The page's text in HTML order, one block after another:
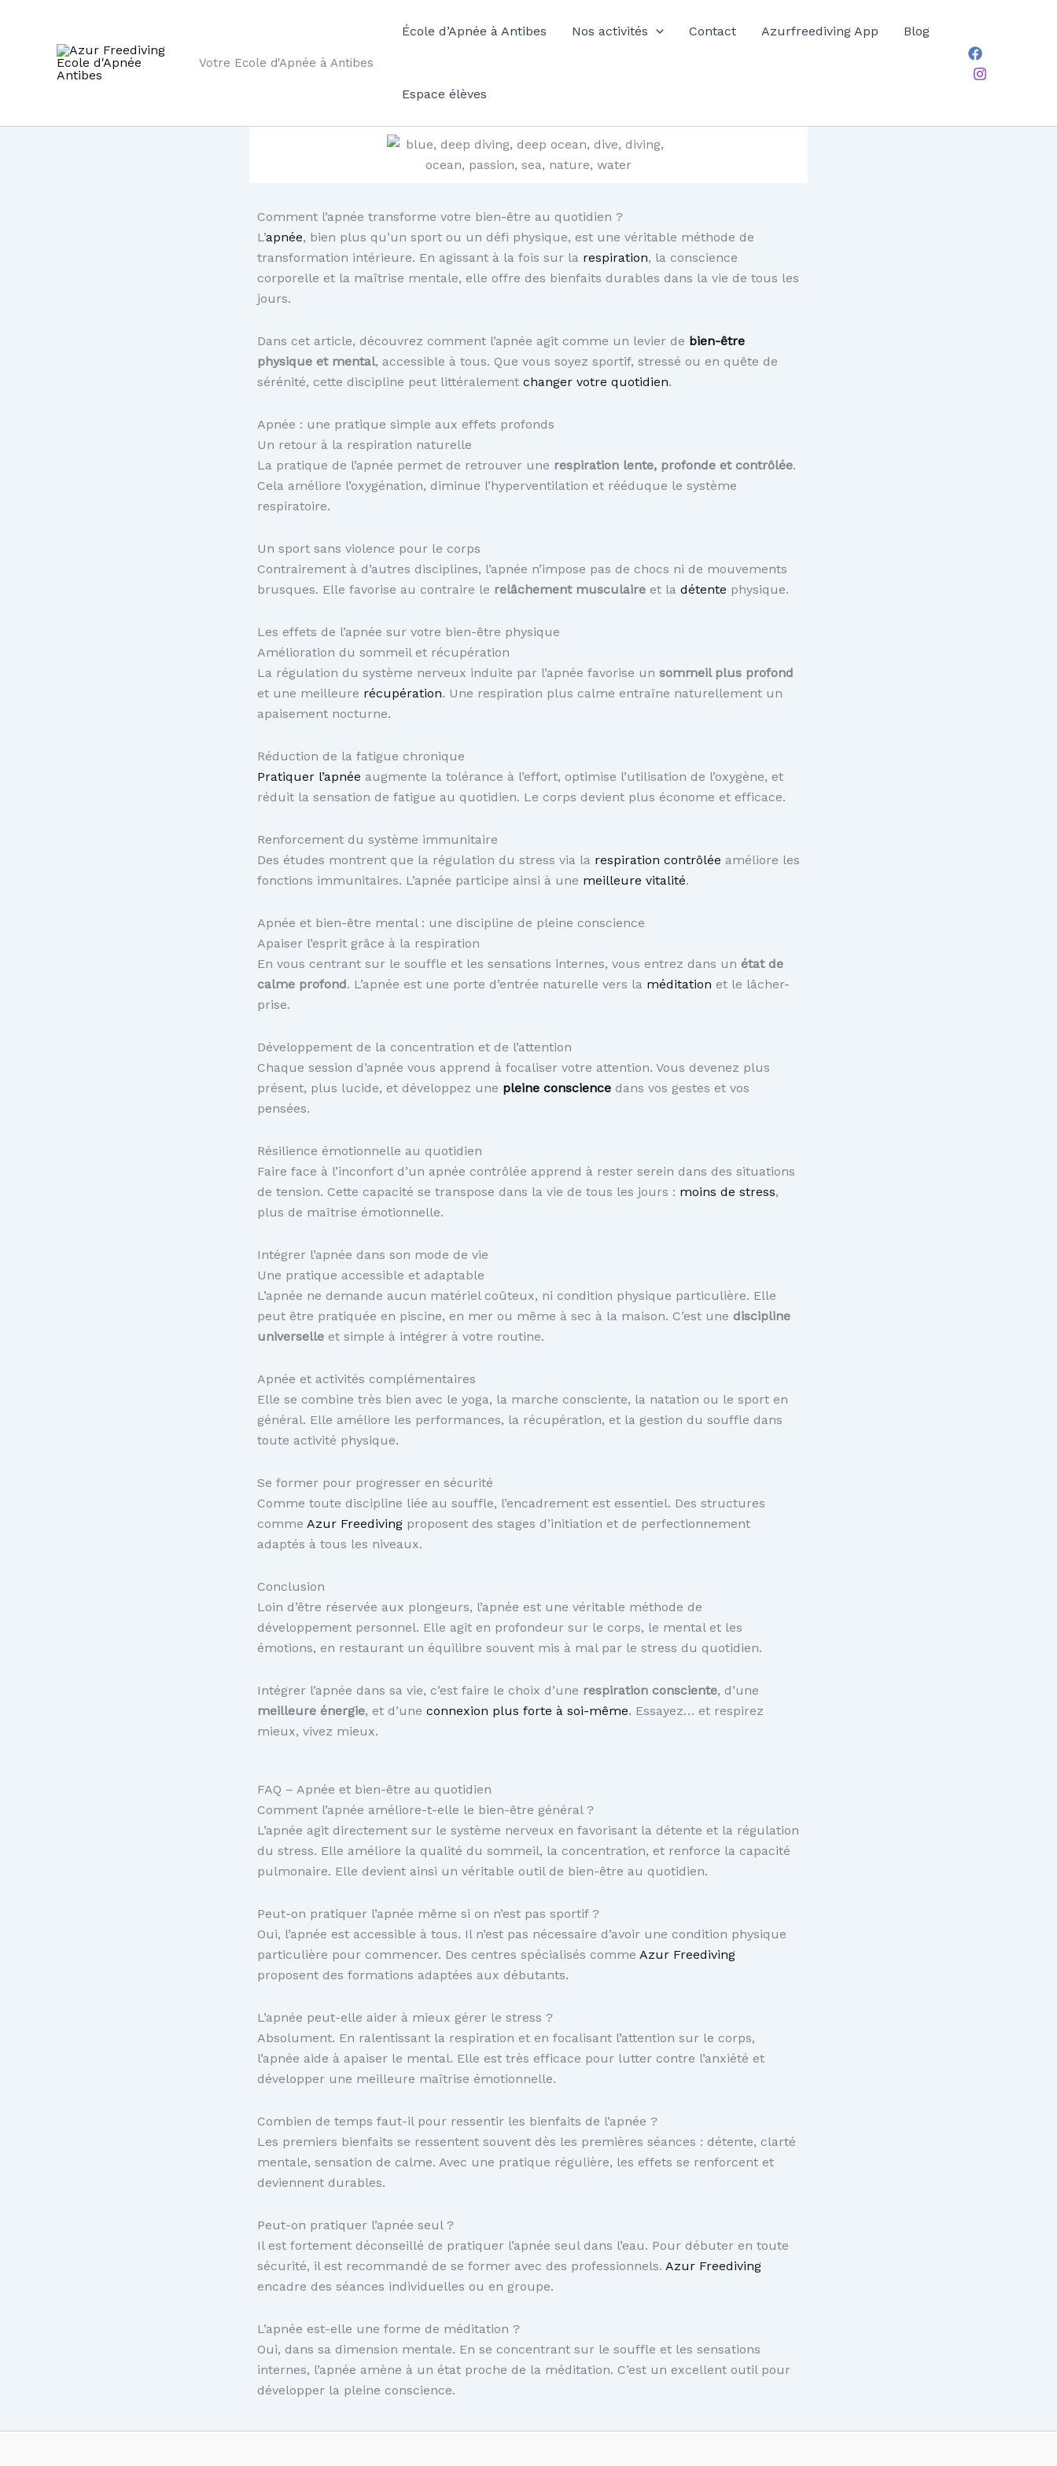
Votre Ecole d'Apnée à Antibes
École d’Apnée à Antibes Nos activités Contact Azurfreediving App Blog
Espace élèves
Comment l’apnée transforme votre bien-être au quotidien ?
L’apnée, bien plus qu’un sport ou un défi physique, est une véritable méthode de
transformation intérieure. En agissant à la fois sur la respiration, la conscience
corporelle et la maîtrise mentale, elle offre des bienfaits durables dans la vie de tous les
jours.
Dans cet article, découvrez comment l’apnée agit comme un levier de bien-être
physique et mental, accessible à tous. Que vous soyez sportif, stressé ou en quête de
sérénité, cette discipline peut littéralement changer votre quotidien.
Apnée : une pratique simple aux effets profonds
Un retour à la respiration naturelle
La pratique de l’apnée permet de retrouver une respiration lente, profonde et contrôlée.
Cela améliore l’oxygénation, diminue l’hyperventilation et rééduque le système
respiratoire.
Un sport sans violence pour le corps
Contrairement à d’autres disciplines, l’apnée n’impose pas de chocs ni de mouvements
brusques. Elle favorise au contraire le relâchement musculaire et la détente physique.
Les effets de l’apnée sur votre bien-être physique
Amélioration du sommeil et récupération
La régulation du système nerveux induite par l’apnée favorise un sommeil plus profond
et une meilleure récupération. Une respiration plus calme entraîne naturellement un
apaisement nocturne.
Réduction de la fatigue chronique
Pratiquer l’apnée augmente la tolérance à l’effort, optimise l’utilisation de l’oxygène, et
réduit la sensation de fatigue au quotidien. Le corps devient plus économe et efficace.
Renforcement du système immunitaire
Des études montrent que la régulation du stress via la respiration contrôlée améliore les
fonctions immunitaires. L’apnée participe ainsi à une meilleure vitalité.
Apnée et bien-être mental : une discipline de pleine conscience
Apaiser l’esprit grâce à la respiration
En vous centrant sur le souffle et les sensations internes, vous entrez dans un état de
calme profond. L’apnée est une porte d’entrée naturelle vers la méditation et le lâcher-
prise.
Développement de la concentration et de l’attention
Chaque session d’apnée vous apprend à focaliser votre attention. Vous devenez plus
présent, plus lucide, et développez une pleine conscience dans vos gestes et vos
pensées.
Résilience émotionnelle au quotidien
Faire face à l’inconfort d’un apnée contrôlée apprend à rester serein dans des situations
de tension. Cette capacité se transpose dans la vie de tous les jours : moins de stress,
plus de maîtrise émotionnelle.
Intégrer l’apnée dans son mode de vie
Une pratique accessible et adaptable
L’apnée ne demande aucun matériel coûteux, ni condition physique particulière. Elle
peut être pratiquée en piscine, en mer ou même à sec à la maison. C’est une discipline
universelle et simple à intégrer à votre routine.
Apnée et activités complémentaires
Elle se combine très bien avec le yoga, la marche consciente, la natation ou le sport en
général. Elle améliore les performances, la récupération, et la gestion du souffle dans
toute activité physique.
Se former pour progresser en sécurité
Comme toute discipline liée au souffle, l’encadrement est essentiel. Des structures
comme Azur Freediving proposent des stages d’initiation et de perfectionnement
adaptés à tous les niveaux.
Conclusion
Loin d’être réservée aux plongeurs, l’apnée est une véritable méthode de
développement personnel. Elle agit en profondeur sur le corps, le mental et les
émotions, en restaurant un équilibre souvent mis à mal par le stress du quotidien.
Intégrer l’apnée dans sa vie, c’est faire le choix d’une respiration consciente, d’une
meilleure énergie, et d’une connexion plus forte à soi-même. Essayez… et respirez
mieux, vivez mieux.
FAQ – Apnée et bien-être au quotidien
Comment l’apnée améliore-t-elle le bien-être général ?
L’apnée agit directement sur le système nerveux en favorisant la détente et la régulation
du stress. Elle améliore la qualité du sommeil, la concentration, et renforce la capacité
pulmonaire. Elle devient ainsi un véritable outil de bien-être au quotidien.
Peut-on pratiquer l’apnée même si on n’est pas sportif ?
Oui, l’apnée est accessible à tous. Il n’est pas nécessaire d’avoir une condition physique
particulière pour commencer. Des centres spécialisés comme Azur Freediving
proposent des formations adaptées aux débutants.
L’apnée peut-elle aider à mieux gérer le stress ?
Absolument. En ralentissant la respiration et en focalisant l’attention sur le corps,
l’apnée aide à apaiser le mental. Elle est très efficace pour lutter contre l’anxiété et
développer une meilleure maîtrise émotionnelle.
Combien de temps faut-il pour ressentir les bienfaits de l’apnée ?
Les premiers bienfaits se ressentent souvent dès les premières séances : détente, clarté
mentale, sensation de calme. Avec une pratique régulière, les effets se renforcent et
deviennent durables.
Peut-on pratiquer l’apnée seul ?
Il est fortement déconseillé de pratiquer l’apnée seul dans l’eau. Pour débuter en toute
sécurité, il est recommandé de se former avec des professionnels. Azur Freediving
encadre des séances individuelles ou en groupe.
L’apnée est-elle une forme de méditation ?
Oui, dans sa dimension mentale. En se concentrant sur le souffle et les sensations
internes, l’apnée amène à un état proche de la méditation. C’est un excellent outil pour
développer la pleine conscience.